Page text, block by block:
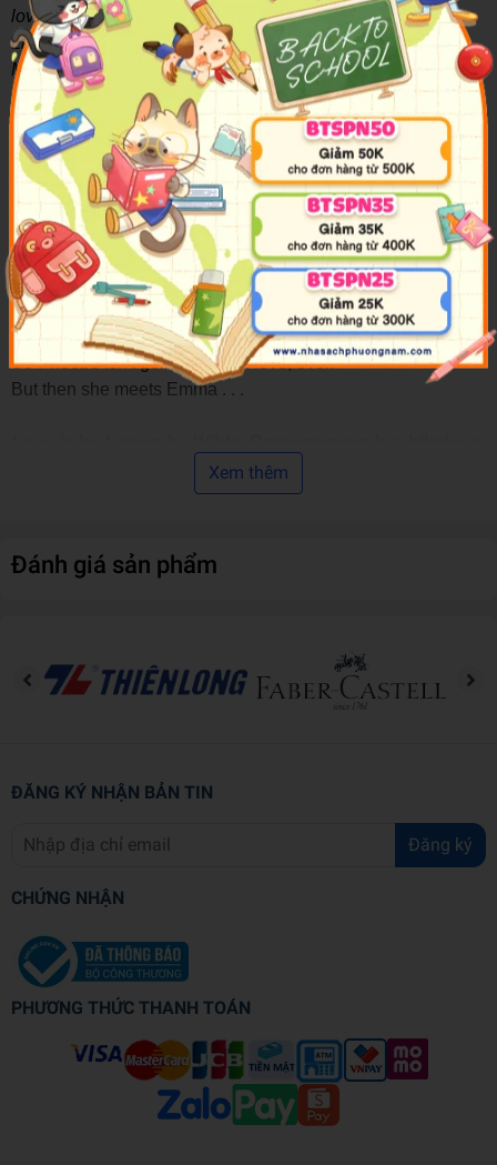
love.
Like you fall into a ditch or something.
Maybe people need to look where they’re going.
As far as Phoebe Davis is concerned, love is to be avoided
at all costs. Why would you spend your life worrying about
something that turns you into a complete moron? If her best
friend Polly is anything to go by, the first sniff of a
relationship makes you forget about your friends (like,
hello?), get completely obsessed with sex (yawn) and bang
on constantly about a person who
definitelyisn't as great as
you think they are.
So Phoebe isn't going to fall in love, ever.
But then she meets Emma . . .
life-affirming novel about all the big stuff: love, sex,
death, family, heartbreak, kittens . . . and kisses that turn
Xem thêm
Đánh giá sản phẩm
ĐĂNG KÝ NHẬN BẢN TIN
Đăng ký
CHỨNG NHẬN
PHƯƠNG THỨC THANH TOÁN